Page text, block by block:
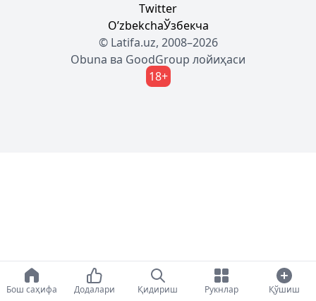
Twitter
OʼzbekchaЎзбекча
© Latifa.uz, 2008–2026
Obuna ва GoodGroup лойиҳаси
18+
Бош саҳифа Додалари Қидириш Рукнлар Қўшиш